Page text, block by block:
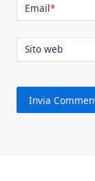
Email*
Sito web